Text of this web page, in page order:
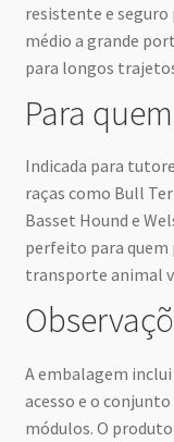
resistente e seguro
médio a grande
para longos
Para
Indicada para
raças como Bull
Basset Hound e
perfeito para quem
transporte animal
A embalagem
acesso e o
módulos. O